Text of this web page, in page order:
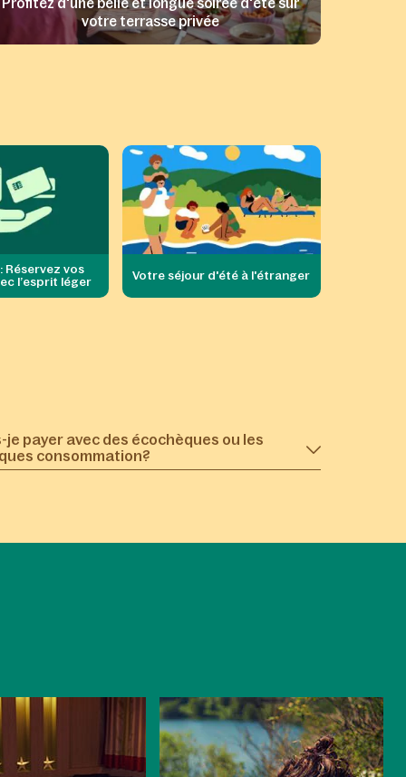
Profitez d'une belle et longue soirée d'été sur
votre terrasse privée
Réservez vos
l’esprit léger
Votre séjour d'été à l'étranger
je payer avec des écochèques ou les
consommation?